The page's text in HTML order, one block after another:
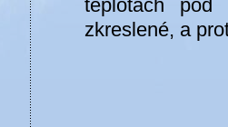
teplotách pod
zkreslené, a